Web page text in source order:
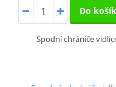
Do
Spodní chrániče